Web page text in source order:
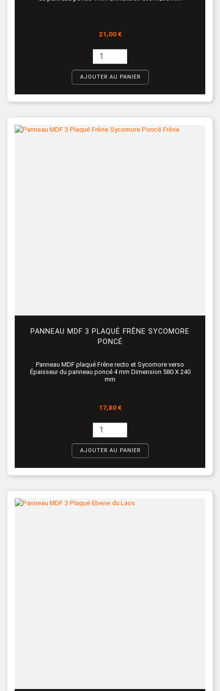
Prix
21,00 €
AJOUTER AU PANIER
PANNEAU MDF 3 PLAQUÉ FRÊNE SYCOMORE
PONCÉ
Panneau MDF plaqué Frêne recto et Sycomore verso
Épaisseur du panneau poncé 4 mm Dimension 580 X 240
mm
Prix
17,80 €
AJOUTER AU PANIER